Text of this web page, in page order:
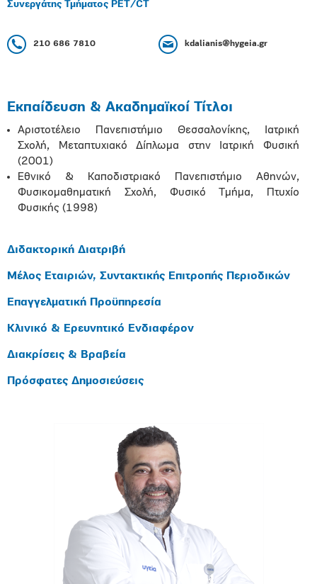
Συνεργάτης Τμήματος PET/CT
210 686 7810 kdalianis@hygeia.gr
Εκπαίδευση & Ακαδημαϊκοί Τίτλοι
Αριστοτέλειο Πανεπιστήμιο Θεσσαλονίκης, Ιατρική
Σχολή, Μεταπτυχιακό Δίπλωμα στην Ιατρική Φυσική
(2001)
Εθνικό & Καποδιστριακό Πανεπιστήμιο Αθηνών,
Φυσικομαθηματική Σχολή, Φυσικό Τμήμα, Πτυχίο
Φυσικής (1998)
Διδακτορική Διατριβή
Μέλος Εταιριών, Συντακτικής Επιτροπής Περιοδικών
Επαγγελματική Προϋπηρεσία
Κλινικό & Ερευνητικό Ενδιαφέρον
Διακρίσεις & Βραβεία
Πρόσφατες Δημοσιεύσεις